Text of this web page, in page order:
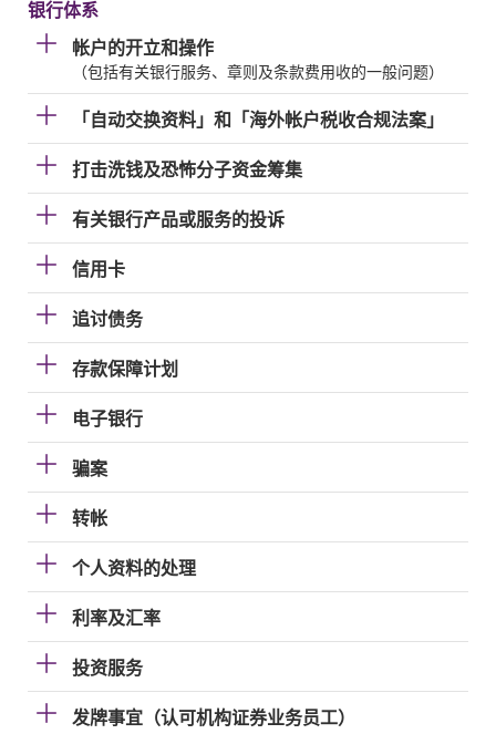
银行体系
帐户的开立和操作
（包括有关银行服务、章则及条款费用收的一般问题）
「自动交换资料」和「海外帐户税收合规法案」
打击洗钱及恐怖分子资金筹集
有关银行产品或服务的投诉
信用卡
追讨债务
存款保障计划
电子银行
骗案
转帐
个人资料的处理
利率及汇率
投资服务
发牌事宜（认可机构证券业务员工）